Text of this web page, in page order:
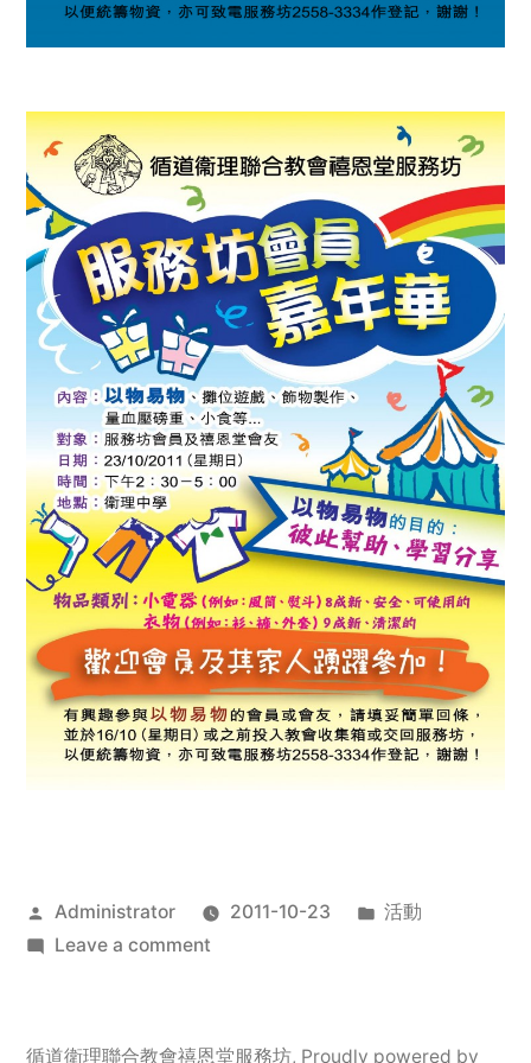
Posted
by
Administrator 2011-10-23
Posted
活動
Leave a commenton
服
循道衛理聯合教會禧恩堂服務坊, Proudly powered by